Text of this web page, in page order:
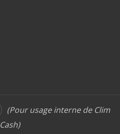
(Pour usage interne de Clim
Cash)